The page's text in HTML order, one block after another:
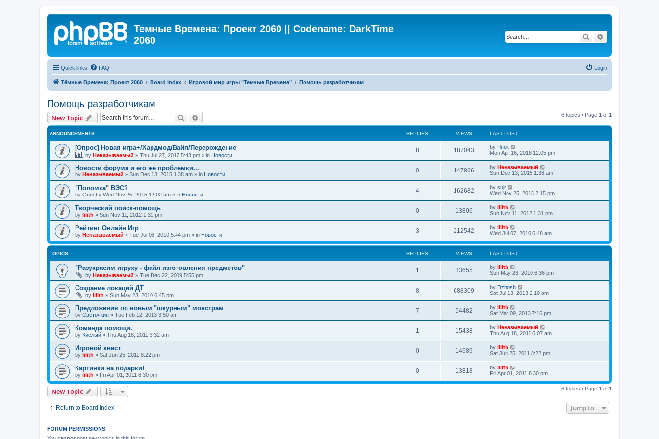
Темные Времена: Проект 2060 || Codename: DarkTime
2060
Search
Quick links FAQ Login
Тёмные Времена: Проект 2060 Board index Игровой мир игры "Темные Времена" Помощь разработчикам
Помощь разработчикам
New Topic Search 6 topics • Page 1 of 1
ANNOUNCEMENTS REPLIES VIEWS LAST POST
[Опрос] Новая игра+/Хардмод/Вайп/Перерождение
by Неназываемый » Thu Jul 27, 2017 5:43 pm » in Новости
8 187043 by Чпок
Mon Apr 16, 2018 12:05 pm
Новости форума и его же проблемки...
by Неназываемый » Sun Dec 13, 2015 1:38 am » in Новости
0 147866 by Неназываемый
Sun Dec 13, 2015 1:38 am
"Поломка" ВЭС?
by Guest » Wed Nov 25, 2015 12:02 am » in Новости
4 162682 by sujr
Wed Nov 25, 2015 2:15 pm
Творческий поиск-помощь
by lilith » Sun Nov 11, 2012 1:31 pm
0 13806 by lilith
Sun Nov 11, 2012 1:31 pm
Рейтинг Онлайн Игр
by Неназываемый » Tue Jul 06, 2010 5:44 pm » in Новости
3 212542 by lilith
Wed Jul 07, 2010 6:48 am
TOPICS REPLIES VIEWS LAST POST
"Разукрасим игруху - файл изготовления предметов"
by Неназываемый » Tue Dec 22, 2009 5:55 pm
1 33655 by lilith
Sun May 23, 2010 6:36 pm
Создание локаций ДТ
by lilith » Sun May 23, 2010 6:45 pm
8 688309 by Dzhosh
Sat Jul 13, 2013 2:10 am
Предложения по новым "шкурным" монстрам
by Светочкин » Tue Feb 12, 2013 3:50 am
7 54482 by lilith
Sat Mar 09, 2013 7:16 pm
Команда помощи.
by Кислый » Thu Aug 18, 2011 3:32 am
1 15438 by Неназываемый
Thu Aug 18, 2011 6:07 am
Игровой квест
by lilith » Sat Jun 25, 2011 8:22 pm
0 14689 by lilith
Sat Jun 25, 2011 8:22 pm
Картинки на подарки!
by lilith » Fri Apr 01, 2011 8:30 pm
0 13818 by lilith
Fri Apr 01, 2011 8:30 pm
New Topic 6 topics • Page 1 of 1
Return to Board Index Jump to
FORUM PERMISSIONS
You cannot post new topics in this forum